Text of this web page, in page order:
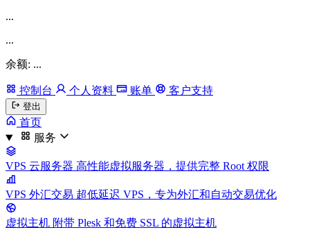
...
...
余额: ...
控制台 个人资料 账单 客户支持
登出
首页
服务
VPS 云服务器 高性能虚拟服务器，提供完整 Root 权限
VPS 外汇交易 超低延迟 VPS，专为外汇和自动交易优化
虚拟主机 附带 Plesk 和免费 SSL 的虚拟主机